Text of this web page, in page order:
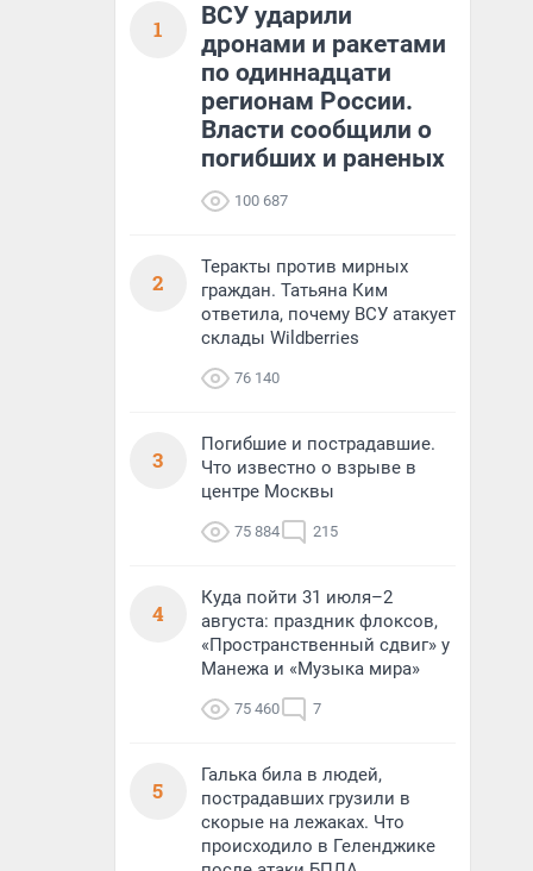
1
ВСУ ударили
дронами и ракетами
по одиннадцати
регионам России.
Власти сообщили о
погибших и раненых
100 687
2
Теракты против мирных
граждан. Татьяна Ким
ответила, почему ВСУ атакует
склады Wildberries
76 140
3
Погибшие и пострадавшие.
Что известно о взрыве в
центре Москвы
75 884 215
4
Куда пойти 31 июля–2
августа: праздник флоксов,
«Пространственный сдвиг» у
Манежа и «Музыка мира»
75 460 7
5
Галька била в людей,
пострадавших грузили в
скорые на лежаках. Что
происходило в Геленджике